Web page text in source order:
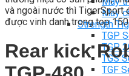
Máy
Strength
TGP
TGP
TGS
TGF
và ngoài nước thì TigerSport
được vinh danh trong top
Rear kick